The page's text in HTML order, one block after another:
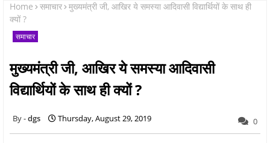
Home समाचार मुख्यमंत्री जी, आखिर ये समस्या आदिवासी विद्यार्थियों के साथ ही
क्यों ?
समाचार
मुख्यमंत्री जी, आखिर ये समस्या आदिवासी
विद्यार्थियों के साथ ही क्यों ?
dgs Thursday, August 29, 2019 0